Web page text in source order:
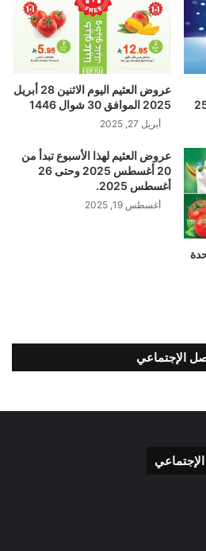
عروض العثيم اليوم الاثنين 28 أبريل
2025 الموافق 30 شوال 1446
أبريل 27, 2025
عروض العثيم لهذا الأسبوع تبدأ من
20 أغسطس 2025 وحتى 26
أغسطس 2025.
أغسطس 19, 2025
الإجتماعي